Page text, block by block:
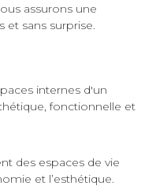
assurons une
et sans surprise.
internes d'un
fonctionnelle et
des espaces de vie
et l’esthétique.